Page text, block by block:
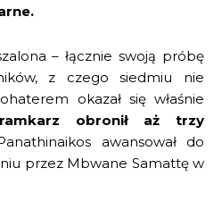
– łącznie swoją próbę
z czego siedmiu nie
okazał się właśnie
obronił aż trzy
awansował do
przez Mbwane Samattę w